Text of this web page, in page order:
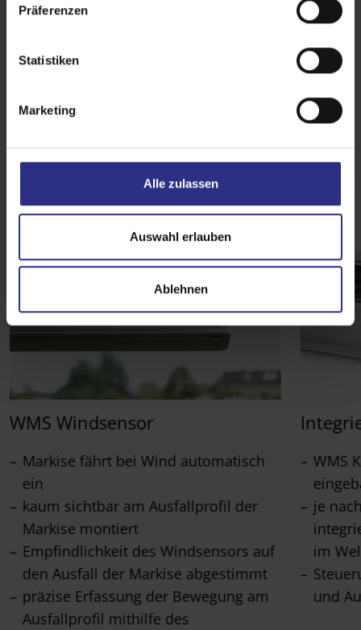
Präferenzen
Statistiken
Marketing
Alle zulassen
Auswahl erlauben
Ablehnen
Ausstattungsextras
WMS Windsensor
Markise fährt bei Wind automatisch
ein
kaum sichtbar am Ausfallprofil der
Markise montiert
Empfindlichkeit des Windsensors auf
den Ausfall der Markise abgestimmt
präzise Erfassung der Bewegung am
Ausfallprofil mithilfe des
WMS
je
im
und